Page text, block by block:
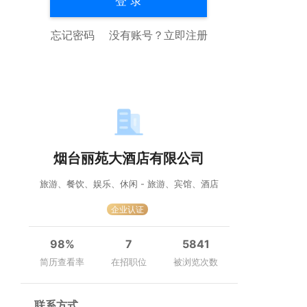
忘记密码 没有账号？ 立即注册
烟台丽苑大酒店有限公司
旅游、餐饮、娱乐、休闲 - 旅游、宾馆、酒店
企业认证
98%
简历查看率
7
在招职位
5841
被浏览次数